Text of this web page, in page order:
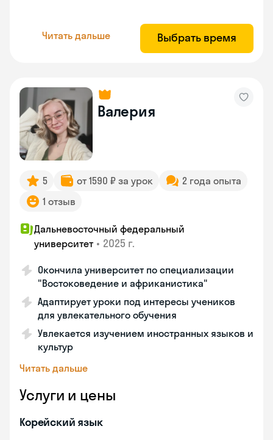
Читать дальше Выбрать время
Валерия
5 от 1590 ₽ за урок
2 года опыта
1 отзыв
Дальневосточный федеральный
университет • 2025 г.
Окончила университет по специализации
"Востоковедение и африканистика"
Адаптирует уроки под интересы учеников
для увлекательного обучения
Увлекается изучением иностранных языков и
культур
Читать дальше
Услуги и цены
Корейский язык